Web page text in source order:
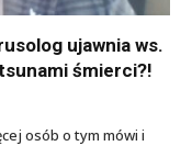
ujawnia ws.
śmierci?!
osób o tym mówi i